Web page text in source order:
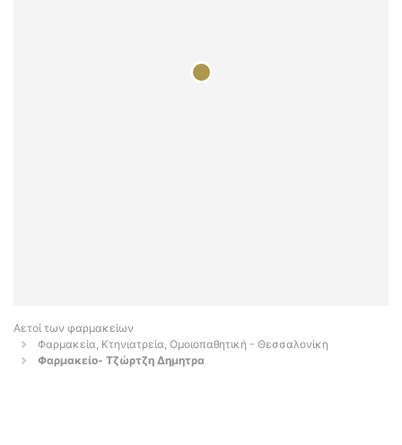
Αετοί των φαρμακείων
Φαρμακεία, Κτηνιατρεία, Ομοιοπαθητική - Θεσσαλονίκη
Φαρμακείο- Τζώρτζη Δημητρα